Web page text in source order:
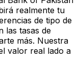
realmente tu
de tipo de
las tasas de
más. Nuestra
valor real lado a